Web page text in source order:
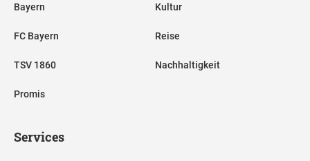
Bayern
FC Bayern
TSV 1860
Promis
Kultur
Reise
Nachhaltigkeit
Services